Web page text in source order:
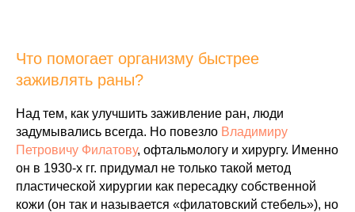
Что помогает организму быстрее
заживлять раны?
Над тем, как улучшить заживление ран, люди
задумывались всегда. Но повезло Владимиру
Петровичу Филатову, офтальмологу и хирургу. Именно
он в 1930-х гг. придумал не только такой метод
пластической хирургии как пересадку собственной
кожи (он так и называется «филатовский стебель»), но